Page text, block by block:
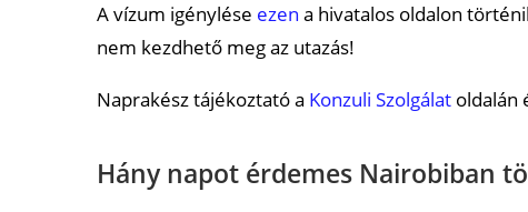
A vízum igénylése ezen a hivatalos oldalon
nem kezdhető meg az utazás!
Naprakész tájékoztató a Konzuli Szolgálat oldalán
Hány napot érdemes Nairobiban